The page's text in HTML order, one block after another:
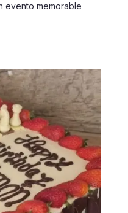
evento memorable